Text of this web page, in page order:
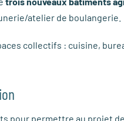
atelier de boulangerie.
collectifs : cuisine,
pour permettre au projet